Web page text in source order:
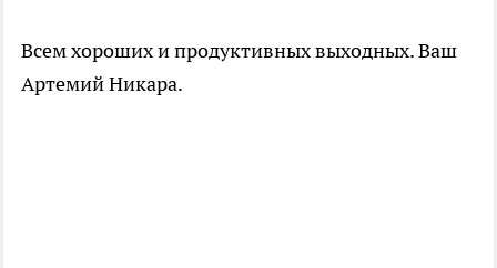
Всем хороших и продуктивных выходных. Ваш
Артемий Никара.